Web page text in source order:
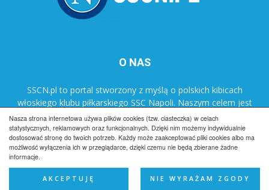
Nasza strona internetowa używa plików cookies (tzw. ciasteczka) w celach
statystycznych, reklamowych oraz funkcjonalnych. Dzięki nim możemy indywidualnie
dostosować stronę do twoich potrzeb. Każdy może zaakceptować pliki cookies albo ma
możliwość wyłączenia ich w przeglądarce, dzięki czemu nie będą zbierane żadne
informacje.
AKCEPTUJĘ NIE WYRAŻAM ZGODY
O NAS
SSCN.pl to portal stworzony z myślą o polskich kibicach
włoskiego klubu piłkarskiego SSC Napoli. Naszym celem jest
popularyzacja klubu w Polsce oraz dostarczanie najnowszych
informacji dotyczących zespołu Azzurrich.
Regulamin
© SSCN.pl 2012-2025 All Rights Reserved.